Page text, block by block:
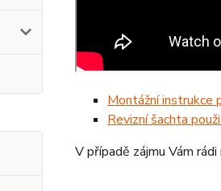
Montážní instrukce
Revizní šachta
V případě zájmu Vám